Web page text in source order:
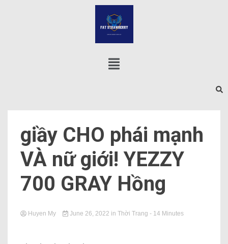
giầy CHO phái mạnh
VÀ nữ giới! YEZZY
700 GRAY Hồng
Huyen My June 26, 2022 in Thời Trang - 14 Minutes